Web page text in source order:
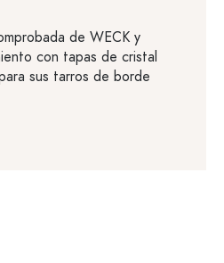
de WECK y
con tapas de cristal
sus tarros de borde